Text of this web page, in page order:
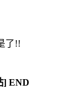
了!!
] END